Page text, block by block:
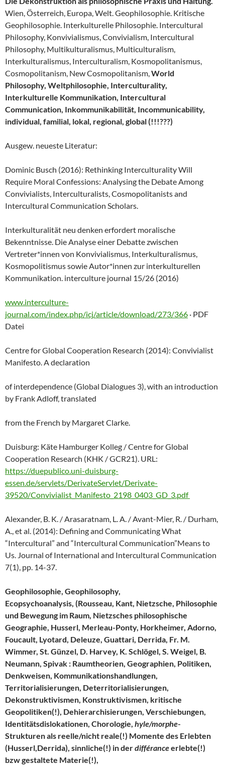
Wien, Österreich, Europa, Welt. Geophilosophie. Kritische
Geophilosophie. Interkulturelle Philosophie. Intercultural
Philosophy, Konvivialismus, Convivialism, Intercultural
Philosophy, Multikulturalismus, Multiculturalism,
Interkulturalismus, Interculturalism, Kosmopolitanismus,
Cosmopolitanism, New Cosmopolitanism,World
Philosophy, Weltphilosophie, Interculturality,
Interkulturelle Kommunikation, Intercultural
Communication, Inkommunikabilität, Incommunicability,
individual, familial, lokal, regional, global (!!!???)
Ausgew. neueste Literatur:
Dominic Busch (2016): Rethinking Interculturality Will
Require Moral Confessions: Analysing the Debate Among
Convivialists, Interculturalists, Cosmopolitanists and
Intercultural Communication Scholars.
Interkulturalität neu denken erfordert moralische
Bekenntnisse. Die Analyse einer Debatte zwischen
Vertreter*innen von Konvivialismus, Interkulturalismus,
Kosmopolitismus sowie Autor*innen zur interkulturellen
Kommunikation. interculture journal 15/26 (2016)
www.interculture-
journal.com/index.php/icj/article/download/273/366 · PDF
Datei
Centre for Global Cooperation Research (2014): Convivialist
Manifesto. A declaration
of interdependence (Global Dialogues 3), with an introduction
by Frank Adloff, translated
from the French by Margaret Clarke.
Duisburg: Käte Hamburger Kolleg / Centre for Global
Cooperation Research (KHK / GCR21). URL:
https://duepublico.uni-duisburg-
essen.de/servlets/DerivateServlet/Derivate-
39520/Convivialist_Manifesto_2198_0403_GD_3.pdf
Alexander, B. K. / Arasaratnam, L. A. / Avant-Mier, R. / Durham,
A., et al. (2014): Defining and Communicating What
“Intercultural” and “Intercultural Communication”Means to
Us. Journal of International and Intercultural Communication
7(1), pp. 14-37.
Geophilosophie, Geophilosophy,
Ecopsychoanalysis, (Rousseau, Kant, Nietzsche, Philosophie
und Bewegung im Raum, Nietzsches philosophische
Geographie, Husserl, Merleau-Ponty, Horkheimer, Adorno,
Foucault, Lyotard, Deleuze, Guattari, Derrida, Fr. M.
Wimmer, St. Günzel, D. Harvey, K. Schlögel, S. Weigel, B.
Neumann, Spivak : Raumtheorien, Geographien, Politiken,
Denkweisen, Kommunikationshandlungen,
Territorialisierungen, Deterritorialisierungen,
Dekonstruktivismen, Konstruktivismen, kritische
Geopolitiken(!), Dehierarchisierungen, Verschiebungen,
Identitätsdislokationen, Chorologie, hyle/morphe-
Strukturen als reelle/nicht reale(!) Momente des Erlebten
(Husserl,Derrida), sinnliche(!) in derdifféranceerlebte(!)
bzw gestaltete Materie(!),